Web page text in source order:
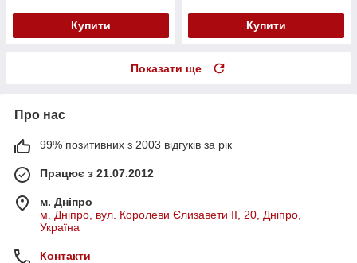
Купити Купити
Показати ще
Про нас
99% позитивних з 2003 відгуків за рік
Працює з 21.07.2012
м. Дніпро
м. Дніпро, вул. Королеви Єлизавети ІІ, 20, Дніпро,
Україна
Контакти